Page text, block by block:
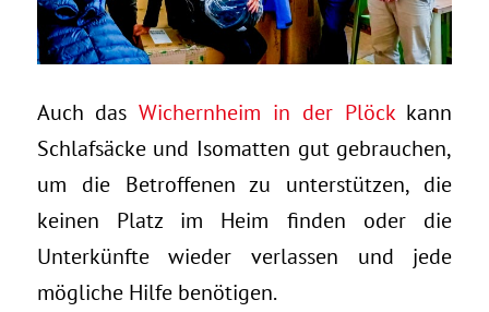
Auch dasWichernheim in der Plöckkann
Schlafsäcke und Isomatten gut gebrauchen,
um die Betroffenen zu unterstützen, die
keinen Platz im Heim finden oder die
Unterkünfte wieder verlassen und jede
mögliche Hilfe benötigen.